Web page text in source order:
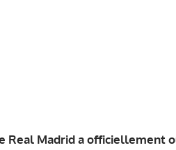
Real Madrid a officiellement